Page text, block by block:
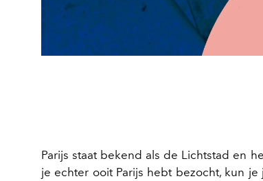
Parijs staat bekend als de Lichtstad en
je echter ooit Parijs hebt bezocht, kun